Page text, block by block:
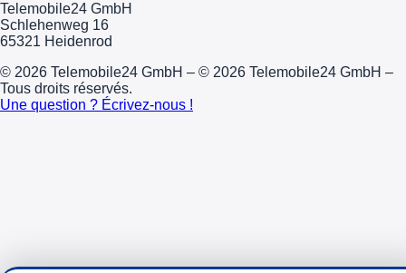
Telemobile24 GmbH
Schlehenweg 16
65321 Heidenrod
© 2026 Telemobile24 GmbH – © 2026 Telemobile24 GmbH –
Tous droits réservés.
Une question ? Écrivez-nous !